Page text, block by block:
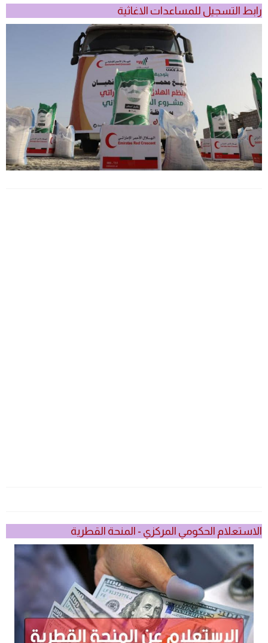
رابط التسجيل للمساعدات الاغاثية
الاستعلام الحكومي المركزي - المنحة القطرية